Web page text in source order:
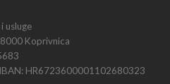
usluge
Koprivnica
HR6723600001102680323